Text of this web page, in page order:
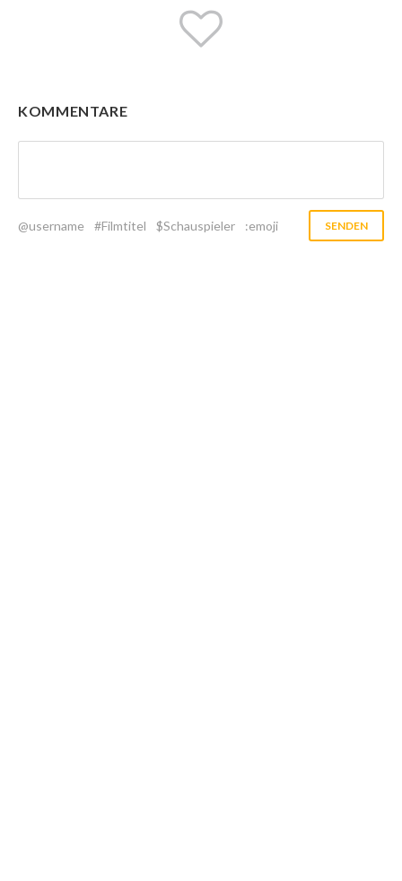
KOMMENTARE
@username #Filmtitel $Schauspieler :emoji